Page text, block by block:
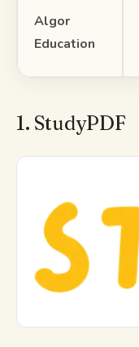
Algor
Education
1. StudyPDF